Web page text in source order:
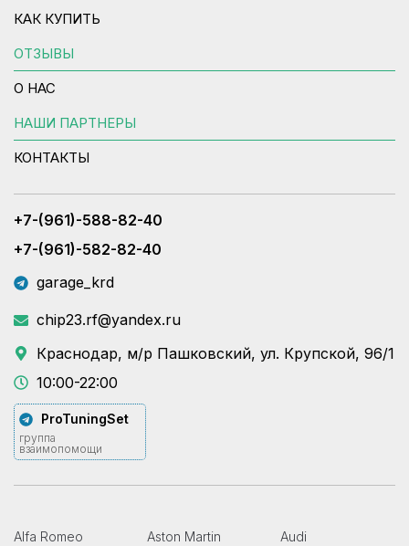
КАК КУПИТЬ
ОТЗЫВЫ
О НАС
НАШИ ПАРТНЕРЫ
КОНТАКТЫ
+7-(961)-588-82-40
+7-(961)-582-82-40
garage_krd
chip23.rf@yandex.ru
Краснодар, м/р Пашковский, ул. Крупской, 96/1
10:00-22:00
ProTuningSet
группа
взаимопомощи
Alfa Romeo Aston Martin Audi